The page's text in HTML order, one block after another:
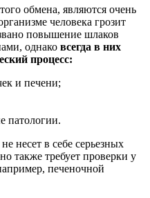
обмена, являются очень
человека грозит
повышение шлаков
однако всегда в них
процесс:
и печени;
патологии.
несет в себе серьезных
также требует проверки у
печеночной